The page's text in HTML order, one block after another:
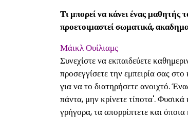
Τι μπορεί να κάνει ένας μαθητής
προετοιμαστεί σωματικά,
Μάικλ Ουίλιαμς
Συνεχίστε να εκπαιδεύετε
προσεγγίσετε την εμπειρία σας
για να το διατηρήσετε ανοιχτό.
πάντα, μην κρίνετε τίποτα'.
γρήγορα, τα απορρίπτετε και όποια